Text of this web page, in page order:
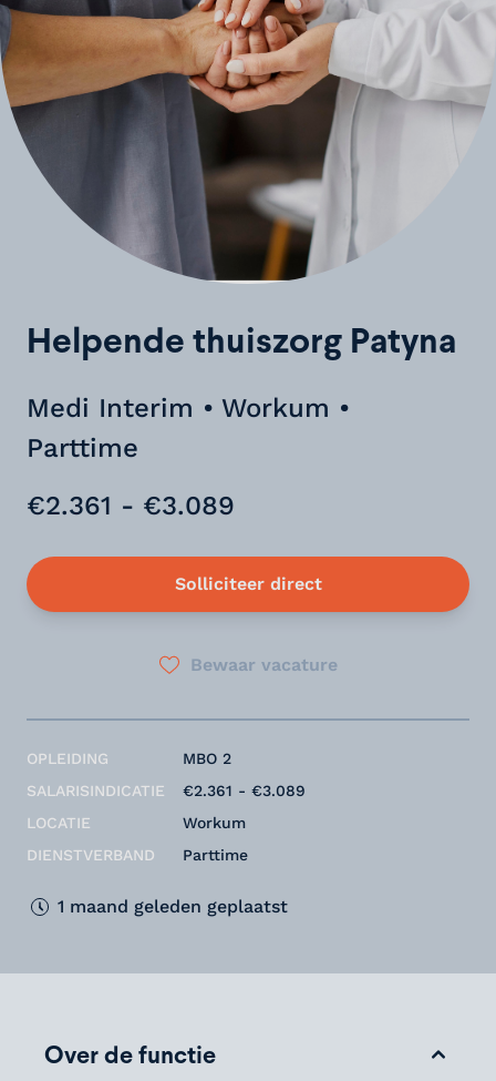
Helpende thuiszorg Patyna
Medi Interim • Workum •
Parttime
€2.361 - €3.089
Solliciteer direct
Bewaar vacature
OPLEIDING
SALARISINDICATIE
LOCATIE
DIENSTVERBAND
MBO 2
€2.361 - €3.089
Workum
Parttime
1 maand geleden geplaatst
Over de functie